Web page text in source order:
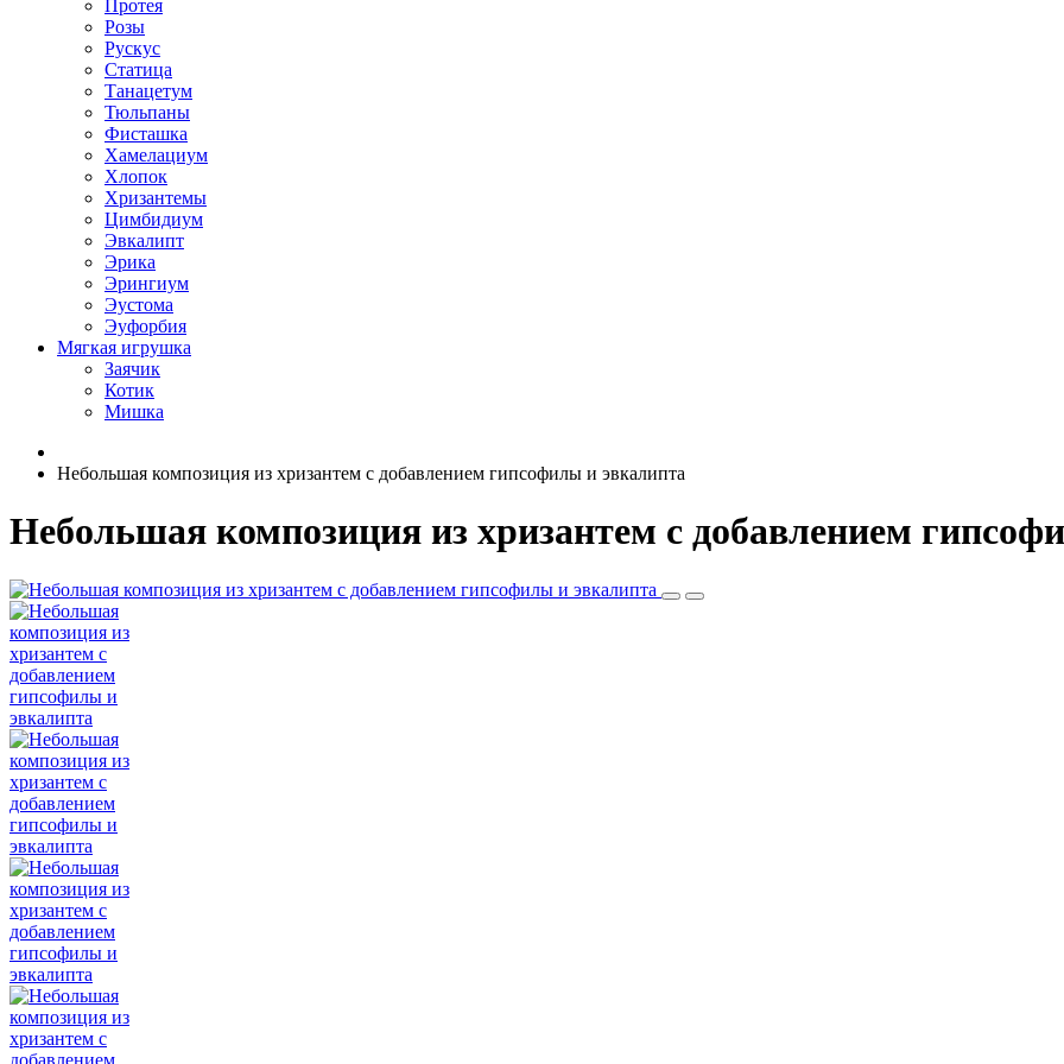
Протея
Розы
Рускус
Статица
Танацетум
Тюльпаны
Фисташка
Хамелациум
Хлопок
Хризантемы
Цимбидиум
Эвкалипт
Эрика
Эрингиум
Эустома
Эуфорбия
Мягкая игрушка
Заячик
Котик
Мишка
Небольшая композиция из хризантем c добавлением гипсофилы и эвкалипта
Небольшая композиция из хризантем c добавлением